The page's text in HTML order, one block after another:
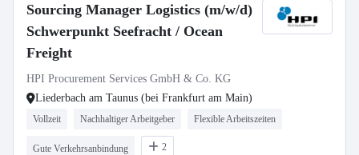
Sourcing Manager Logistics (m/w/d)
Schwerpunkt Seefracht / Ocean
Freight
HPI Procurement Services GmbH & Co. KG
Liederbach am Taunus (bei Frankfurt am Main)
Vollzeit Nachhaltiger Arbeitgeber Flexible Arbeitszeiten
Gute Verkehrsanbindung 2